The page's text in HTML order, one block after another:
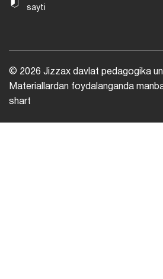
sayti
© 2026 Jizzax davlat pedagogika
Materiallardan foydalanganda
shart